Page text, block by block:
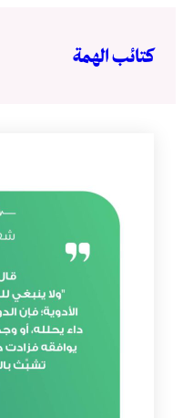
المحتوى
كتائب الهمة